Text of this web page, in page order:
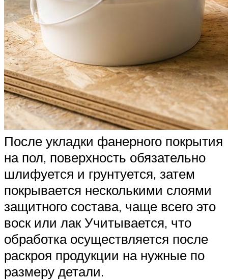
После укладки фанерного покрытия
на пол, поверхность обязательно
шлифуется и грунтуется, затем
покрывается несколькими слоями
защитного состава, чаще всего это
воск или лак Учитывается, что
обработка осуществляется после
раскроя продукции на нужные по
размеру детали.